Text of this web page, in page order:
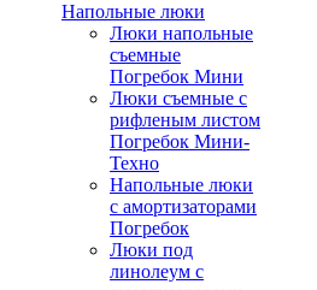
Напольные люки
Люки напольные
съемные
Погребок Мини
Люки съемные с
рифленым листом
Погребок Мини-
Техно
Напольные люки
с амортизаторами
Погребок
Люки под
линолеум с